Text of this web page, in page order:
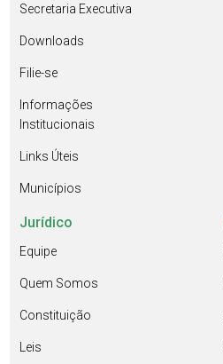
Secretaria Executiva
Downloads
Filie-se
Informações
Institucionais
Links Úteis
Municípios
Jurídico
Equipe
Quem Somos
Constituição
Leis